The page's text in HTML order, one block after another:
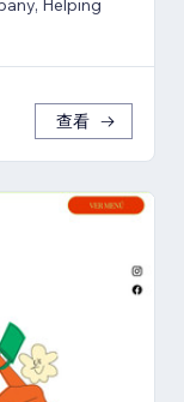
Helping
查看